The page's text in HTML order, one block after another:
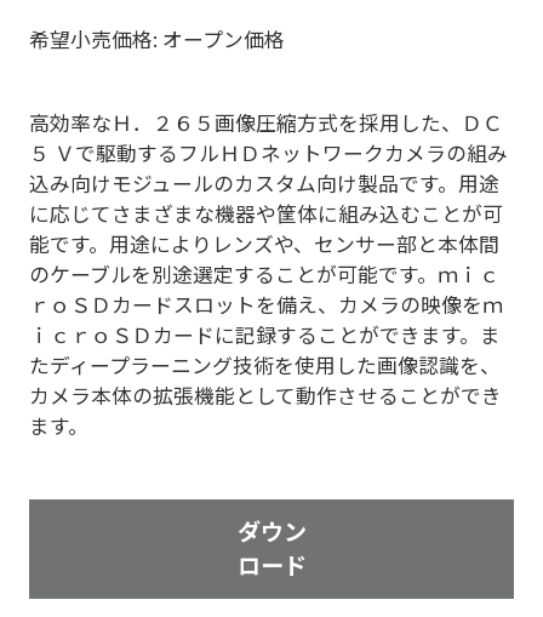
希望小売価格: オープン価格
高効率なＨ．２６５画像圧縮方式を採用した、ＤＣ
５ Ｖで駆動するフルＨＤネットワークカメラの組み
込み向けモジュールのカスタム向け製品です。用途
に応じてさまざまな機器や筐体に組み込むことが可
能です。用途によりレンズや、センサー部と本体間
のケーブルを別途選定することが可能です。ｍｉｃ
ｒｏＳＤカードスロットを備え、カメラの映像をｍ
ｉｃｒｏＳＤカードに記録することができます。ま
たディープラーニング技術を使用した画像認識を、
カメラ本体の拡張機能として動作させることができ
ます。
ダウン
ロード